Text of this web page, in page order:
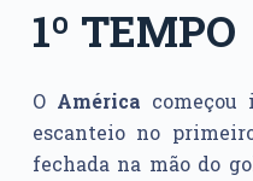
1º TEMPO
O América começou
escanteio no
fechada na mão do